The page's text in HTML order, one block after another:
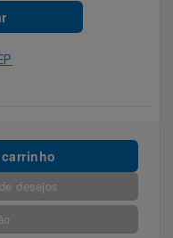
desejos